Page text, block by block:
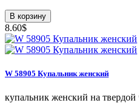
В корзину
8.60$
W 58905 Купальник женский
купальник женский на твердой